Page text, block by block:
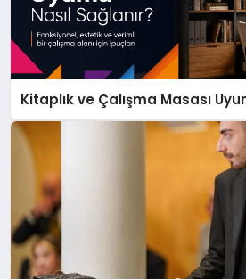
Kitaplık ve Çalışma Masası